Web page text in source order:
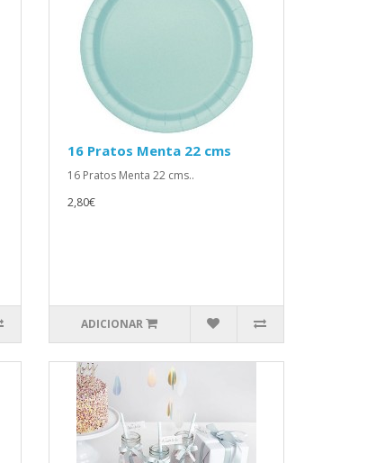
16 Pratos Menta 22 cms
16 Pratos Menta 22 cms..
2,80€
ADICIONAR